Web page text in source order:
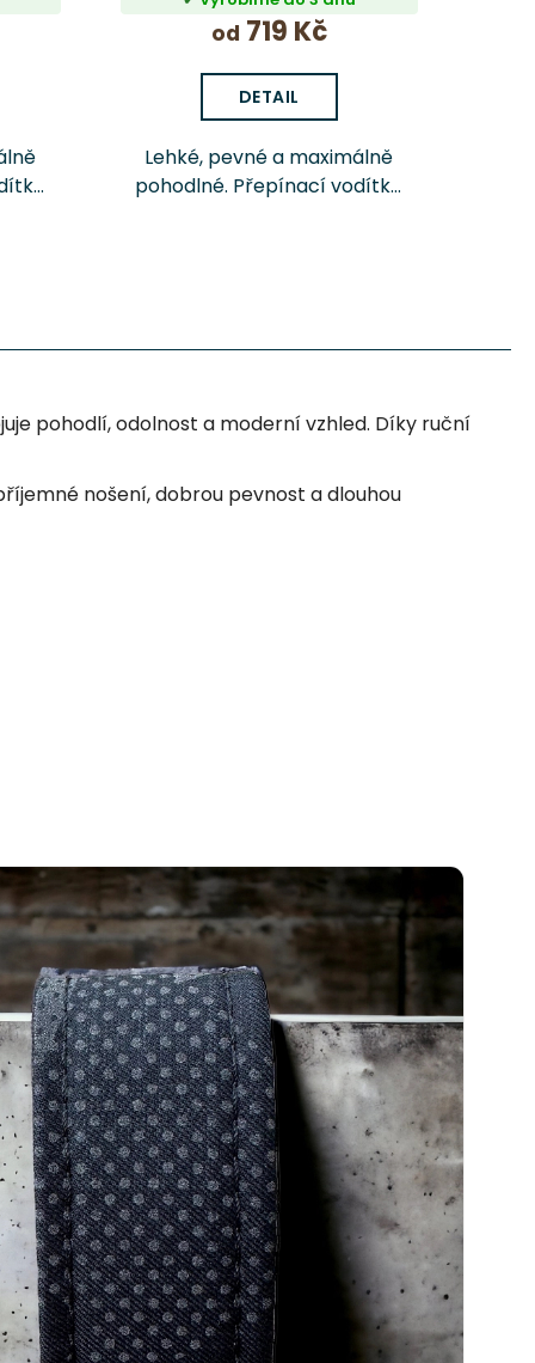
od 719 Kč
DETAIL
Lehké, pevné a maximálně
pohodlné. Přepínací vodítko
pohodlí, odolnost a moderní vzhled. Díky ruční
nošení, dobrou pevnost a dlouhou